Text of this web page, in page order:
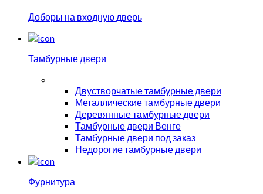
Доборы на входную дверь
Тамбурные двери
Двустворчатые тамбурные двери
Металлические тамбурные двери
Деревянные тамбурные двери
Тамбурные двери Венге
Тамбурные двери под заказ
Недорогие тамбурные двери
Фурнитура